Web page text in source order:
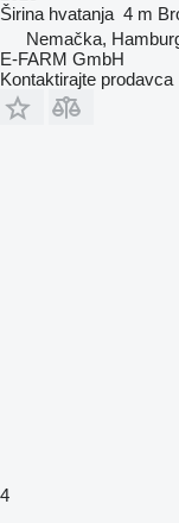
Širina hvatanja 4 m
Nemačka,
E-FARM GmbH
Kontaktirajte prodavca
4